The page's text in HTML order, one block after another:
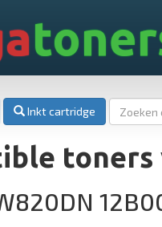
Inkt cartridge
toners